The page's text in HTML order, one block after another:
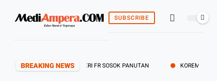
SUBSCRIBE
BREAKING NEWS
JAMBI BERDUKA ALM. HERI FR SOSOK PANUTAN KOREM 042/GAPU